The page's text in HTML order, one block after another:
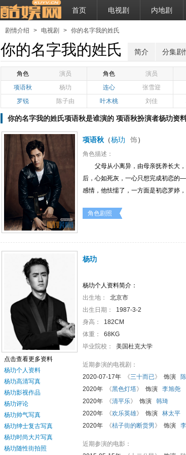
首页 电视剧 内地剧
剧情介绍 > 电视剧 > 你的名字我的姓氏
你的名字我的姓氏 简介 分集剧
角色 演员 角色 演员
项语秋
杨玏 连心 张雪迎
罗锐
陈子由 叶木桃 刘佳
你的名字我的姓氏项语秋是谁演的 项语秋扮演者杨玏资
项语秋 （杨玏 饰）
角色描述：
父母从小离异，由母亲抚养长大
后，心如死灰，一心只想完成初恋的
感情，他怯懦了，一方面是初恋罗婷
角色剧照
点击查看更多资料
杨玏个人资料
杨玏高清写真
杨玏影视作品
杨玏评论
杨玏帅气写真
杨玏绅士复古写真
杨玏时尚大片写真
杨玏随性街拍照
杨玏
杨玏个人资料简介：
出生地：
北京市
出生日期：
1987-3-2
身高：
182CM
体重：
68KG
毕业院校：
美国杜克大学
近期参演的电视剧：
2020-07-17年
《三十而已》 饰演
2020年
《黑色灯塔》 饰演
李旭尧
2020年
《清平乐》 饰演
韩琦
2020年
《欢乐英雄》 饰演
林太平
2020年
《桔子街的断货男》 饰演
近期参演的电影：